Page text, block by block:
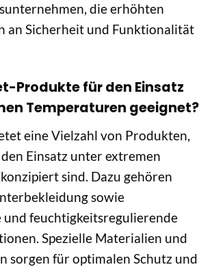
die erhöhten
an Sicherheit und Funktionalität
Produkte für den Einsatz
Temperaturen geeignet?
eine Vielzahl von Produkten,
Einsatz unter extremen
sind. Dazu gehören
sowie
und feuchtigkeitsregulierende
Spezielle Materialien und
sorgen für optimalen Schutz und